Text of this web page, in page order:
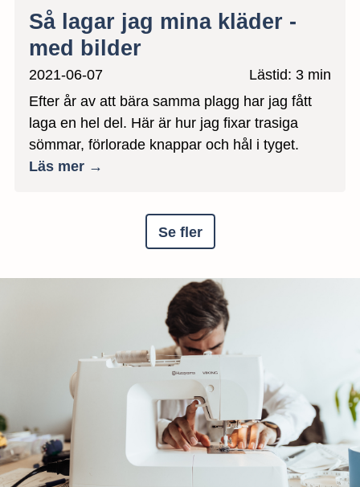
Så lagar jag mina kläder -
med bilder
Lästid: 3 min
2021-06-07
Efter år av att bära samma plagg har jag fått
laga en hel del. Här är hur jag fixar trasiga
sömmar, förlorade knappar och hål i tyget.
Läs mer →
Se fler